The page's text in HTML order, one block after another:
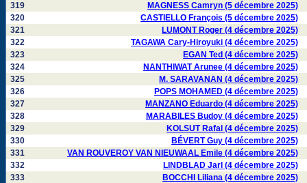
319
MAGNESS Camryn (5 décembre 2025)
320
CASTIELLO François (5 décembre 2025)
321
LUMONT Roger (4 décembre 2025)
322
TAGAWA Cary-Hiroyuki (4 décembre 2025)
323
EGAN Ted (4 décembre 2025)
324
NANTHIWAT Arunee (4 décembre 2025)
325
M. SARAVANAN (4 décembre 2025)
326
POPS MOHAMED (4 décembre 2025)
327
MANZANO Eduardo (4 décembre 2025)
328
MARABILES Budoy (4 décembre 2025)
329
KOLSUT Rafal (4 décembre 2025)
330
BÉVERT Guy (4 décembre 2025)
331
VAN ROUVEROY VAN NIEUWAAL Emile (4 décembre 2025)
332
LINDBLAD Jarl (4 décembre 2025)
333
BOCCHI Liliana (4 décembre 2025)